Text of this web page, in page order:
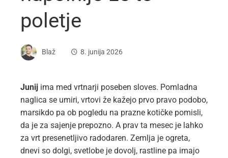
poletje
Blaž 8. junija 2026
Junij ima med vrtnarji poseben sloves. Pomladna
naglica se umiri, vrtovi že kažejo prvo pravo podobo,
marsikdo pa ob pogledu na prazne kotičke pomisli,
da je za sajenje prepozno. A prav ta mesec je lahko
za vrt presenetljivo radodaren. Zemlja je ogreta,
dnevi so dolgi, svetlobe je dovolj, rastline pa imajo